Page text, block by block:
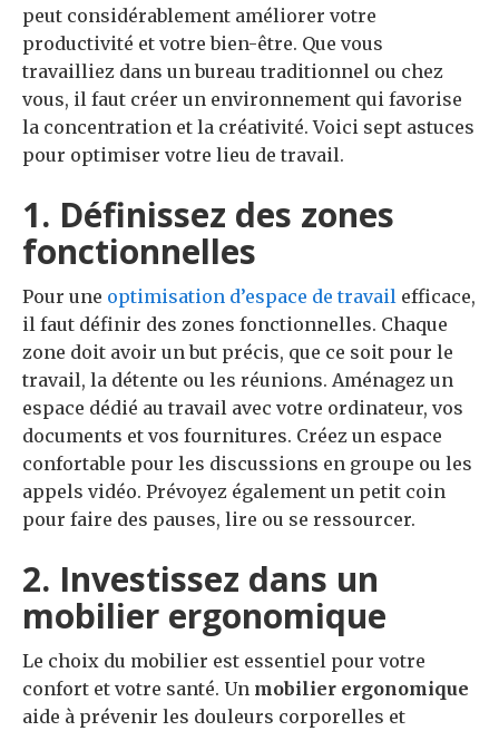
peut considérablement améliorer votre
productivité et votre bien-être. Que vous
travailliez dans un bureau traditionnel ou chez
vous, il faut créer un environnement qui favorise
la concentration et la créativité. Voici sept astuces
pour optimiser votre lieu de travail.
1. Définissez des zones
fonctionnelles
Pour une optimisation d’espace de travail efficace,
il faut définir des zones fonctionnelles. Chaque
zone doit avoir un but précis, que ce soit pour le
travail, la détente ou les réunions. Aménagez un
espace dédié au travail avec votre ordinateur, vos
documents et vos fournitures. Créez un espace
confortable pour les discussions en groupe ou les
appels vidéo. Prévoyez également un petit coin
pour faire des pauses, lire ou se ressourcer.
2. Investissez dans un
mobilier ergonomique
Le choix du mobilier est essentiel pour votre
confort et votre santé. Un mobilier ergonomique
aide à prévenir les douleurs corporelles et